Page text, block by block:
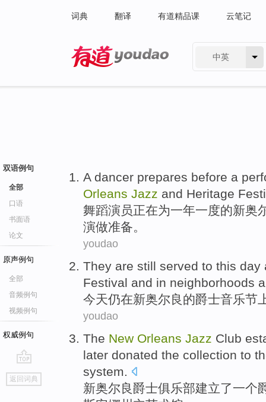
词典 翻译 有道精品课 云笔记
中英
双语例句
全部
口语
书面语
论文
原声例句
全部
音频例句
视频例句
权威例句
go
top
返回词典
A dancer prepares before a
Orleans Jazz and Heritage
舞蹈演员正在为一年一度的新奥
演做准备。
youdao
They are still served to this day
Festival and in neighborhoods
今天仍在新奥尔良的爵士音乐节
youdao
The New Orleans Jazz Club
later donated the collection to
system.
新奥尔良爵士俱乐部建立了一个